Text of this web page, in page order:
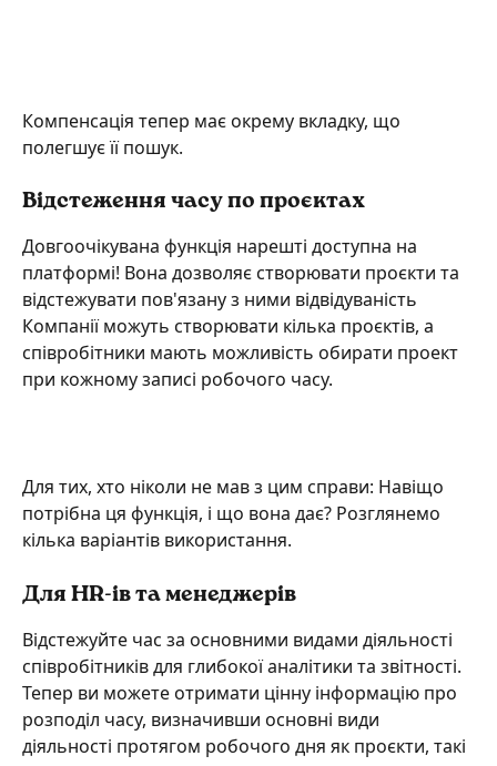
Компенсація тепер має окрему вкладку, що
полегшує її пошук.
Відстеження часу по проєктах
Довгоочікувана функція нарешті доступна на
платформі! Вона дозволяє створювати проєкти та
відстежувати пов'язану з ними відвідуваність
Компанії можуть створювати кілька проєктів, а
співробітники мають можливість обирати проект
при кожному записі робочого часу.
Для тих, хто ніколи не мав з цим справи: Навіщо
потрібна ця функція, і що вона дає? Розглянемо
кілька варіантів використання.
Для HR-ів та менеджерів
Відстежуйте час за основними видами діяльності
співробітників для глибокої аналітики та звітності.
Тепер ви можете отримати цінну інформацію про
розподіл часу, визначивши основні види
діяльності протягом робочого дня як проєкти, такі